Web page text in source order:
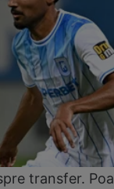
transfer.